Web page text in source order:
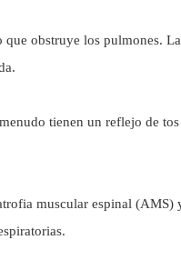
obstruye los pulmones.
tienen un reflejo de
muscular espinal